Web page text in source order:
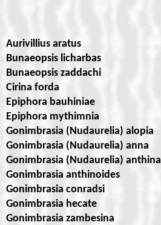
Aurivillius aratus
Bunaeopsis licharbas
Bunaeopsis zaddachi
Cirina forda
Epiphora bauhiniae
Epiphora mythimnia
Gonimbrasia (Nudaurelia) alopia
Gonimbrasia (Nudaurelia) anna
Gonimbrasia (Nudaurelia) anthina
Gonimbrasia anthinoides
Gonimbrasia conradsi
Gonimbrasia hecate
Gonimbrasia zambesina